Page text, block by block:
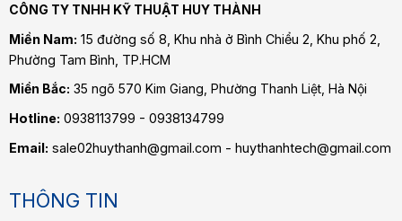
CÔNG TY TNHH KỸ THUẬT HUY THÀNH
Miền Nam: 15 đường số 8, Khu nhà ở Bình Chiểu 2, Khu phố 2,
Phường Tam Bình , TP.HCM
Miền Bắc: 35 ngõ 570 Kim Giang, Phường Thanh Liệt, Hà Nội
Hotline: 0938113799 - 0938134799
Email: sale02huythanh@gmail.com - huythanhtech@gmail.com
THÔNG TIN